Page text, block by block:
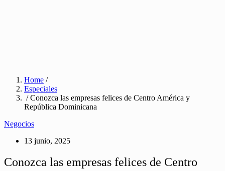
Home /
Especiales
/ Conozca las empresas felices de Centro América y
República Dominicana
Negocios
13 junio, 2025
Conozca las empresas felices de Centro